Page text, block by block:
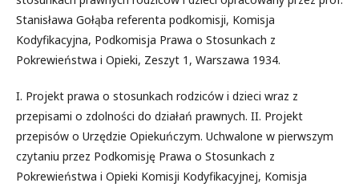
Stanisława Gołąba referenta podkomisji, Komisja
Kodyfikacyjna, Podkomisja Prawa o Stosunkach z
Pokrewieństwa i Opieki, Zeszyt 1, Warszawa 1934.
I. Projekt prawa o stosunkach rodziców i dzieci wraz z
przepisami o zdolności do działań prawnych. II. Projekt
przepisów o Urzędzie Opiekuńczym. Uchwalone w pierwszym
czytaniu przez Podkomisję Prawa o Stosunkach z
Pokrewieństwa i Opieki Komisji Kodyfikacyjnej, Komisja